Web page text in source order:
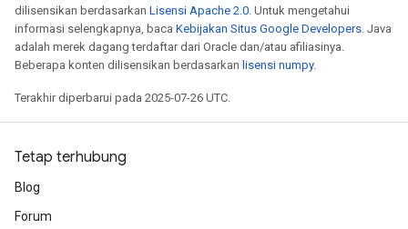
dilisensikan berdasarkan Lisensi Apache 2.0. Untuk mengetahui
informasi selengkapnya, baca Kebijakan Situs Google Developers. Java
adalah merek dagang terdaftar dari Oracle dan/atau afiliasinya.
Beberapa konten dilisensikan berdasarkan lisensi numpy.
Terakhir diperbarui pada 2025-07-26 UTC.
Tetap terhubung
Blog
Forum